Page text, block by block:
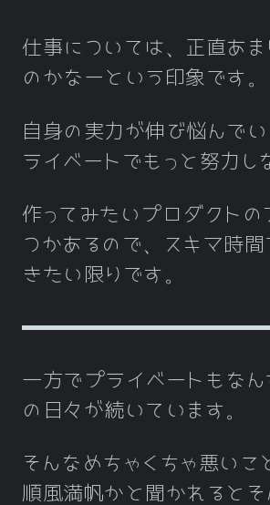
仕事については、正直あま
のかなーという印象です。
自身の実力が伸び悩んで
ライベートでもっと努力し
作ってみたいプロダクトの
つかあるので、スキマ時間
きたい限りです。
一方でプライベートもな
の日々が続いています。
そんなめちゃくちゃ悪い
順風満帆かと聞かれると